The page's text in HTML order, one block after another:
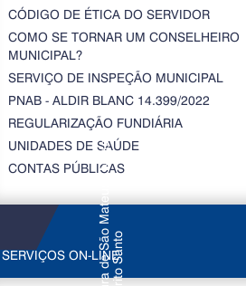
CÓDIGO DE ÉTICA DO SERVIDOR
COMO SE TORNAR UM CONSELHEIRO
MUNICIPAL?
SERVIÇO DE INSPEÇÃO MUNICIPAL
PNAB - ALDIR BLANC 14.399/2022
REGULARIZAÇÃO FUNDIÁRIA
UNIDADES DE SAÚDE
CONTAS PÚBLICAS
SERVIÇOS ON-LINE